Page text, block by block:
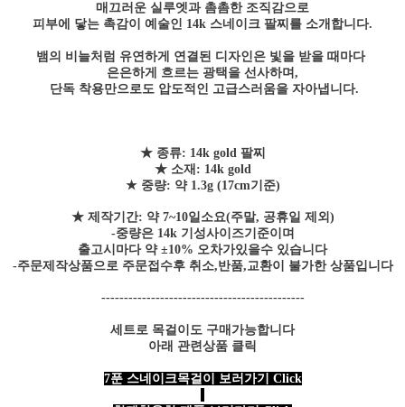
매끄러운 실루엣과 촘촘한 조직감으로
피부에 닿는 촉감이 예술인 14k 스네이크 팔찌 를 소개합니다.
뱀의 비늘처럼 유연하게 연결된 디자인은 빛을 받을 때마다
은은하게 흐르는 광택을 선사하며,
단독 착용만으로도 압도적인 고급스러움을 자아냅니다.
★ 종류: 14k gold 팔찌
★ 소재: 14k gold
★ 중량: 약 1.3g (17cm기준)
★ 제작기간: 약 7~10일소요(주말, 공휴일 제외)
-중량은 14k 기성사이즈기준이며
출고시마다 약 ±10% 오차가있을수 있습니다
-주문제작상품으로 주문접수후 취소,반품,교환이 불가한 상품입니다
---------------------------------------------
세트로 목걸이도 구매가능합니다
아래 관련상품 클릭
7푼 스네이크목걸이 보러가기 Click